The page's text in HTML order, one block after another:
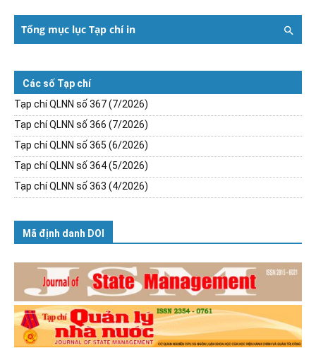
Tổng mục lục Tạp chí in
Các số Tạp chí
Tạp chí QLNN số 367 (7/2026)
Tạp chí QLNN số 366 (7/2026)
Tạp chí QLNN số 365 (6/2026)
Tạp chí QLNN số 364 (5/2026)
Tạp chí QLNN số 363 (4/2026)
Mã định danh DOI